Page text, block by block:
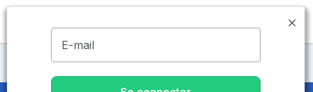
MENU
Maisons de retraite Vosges
E-mail